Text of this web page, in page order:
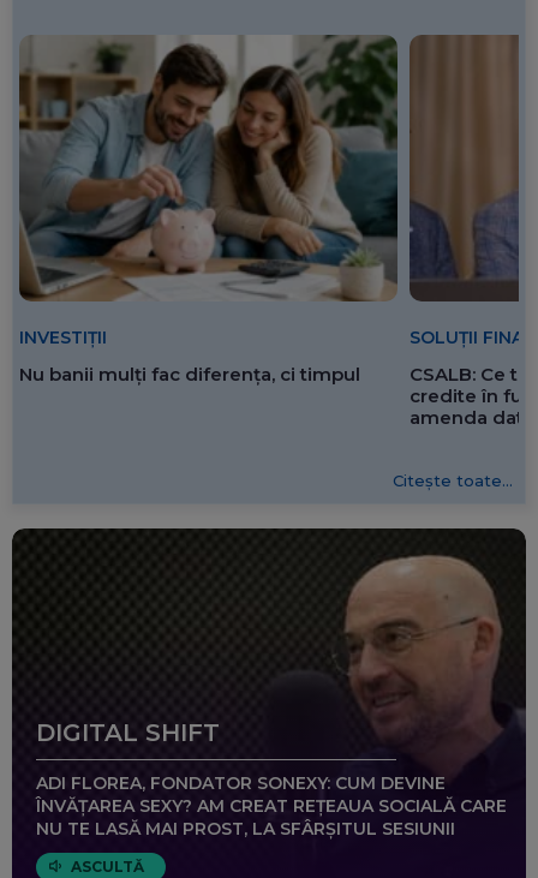
INVESTIȚII
Nu banii mulți fac diferența, ci timpul
SOLUȚII
CSALB: Ce
credite în
amenda
Citește toate...
DIGITAL SHIFT
ADI FLOREA, FONDATOR SONEXY: CUM DEVINE
ÎNVĂȚAREA SEXY? AM CREAT REȚEAUA SOCIALĂ CARE
NU TE LASĂ MAI PROST, LA SFÂRȘITUL SESIUNII
ASCULTĂ